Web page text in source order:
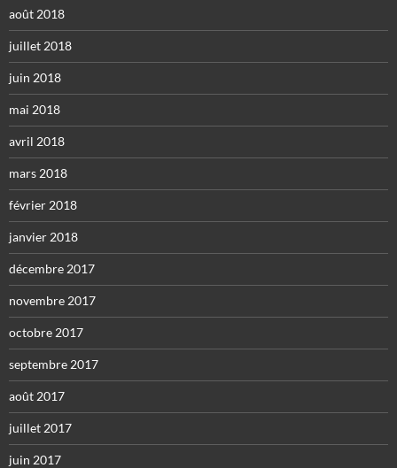
août 2018
juillet 2018
juin 2018
mai 2018
avril 2018
mars 2018
février 2018
janvier 2018
décembre 2017
novembre 2017
octobre 2017
septembre 2017
août 2017
juillet 2017
juin 2017